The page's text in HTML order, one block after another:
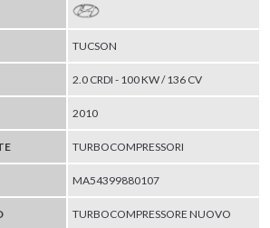
TUCSON
2.0 CRDI - 100 KW / 136 CV
2010
TURBOCOMPRESSORI
MA54399880107
TURBOCOMPRESSORE NUOVO